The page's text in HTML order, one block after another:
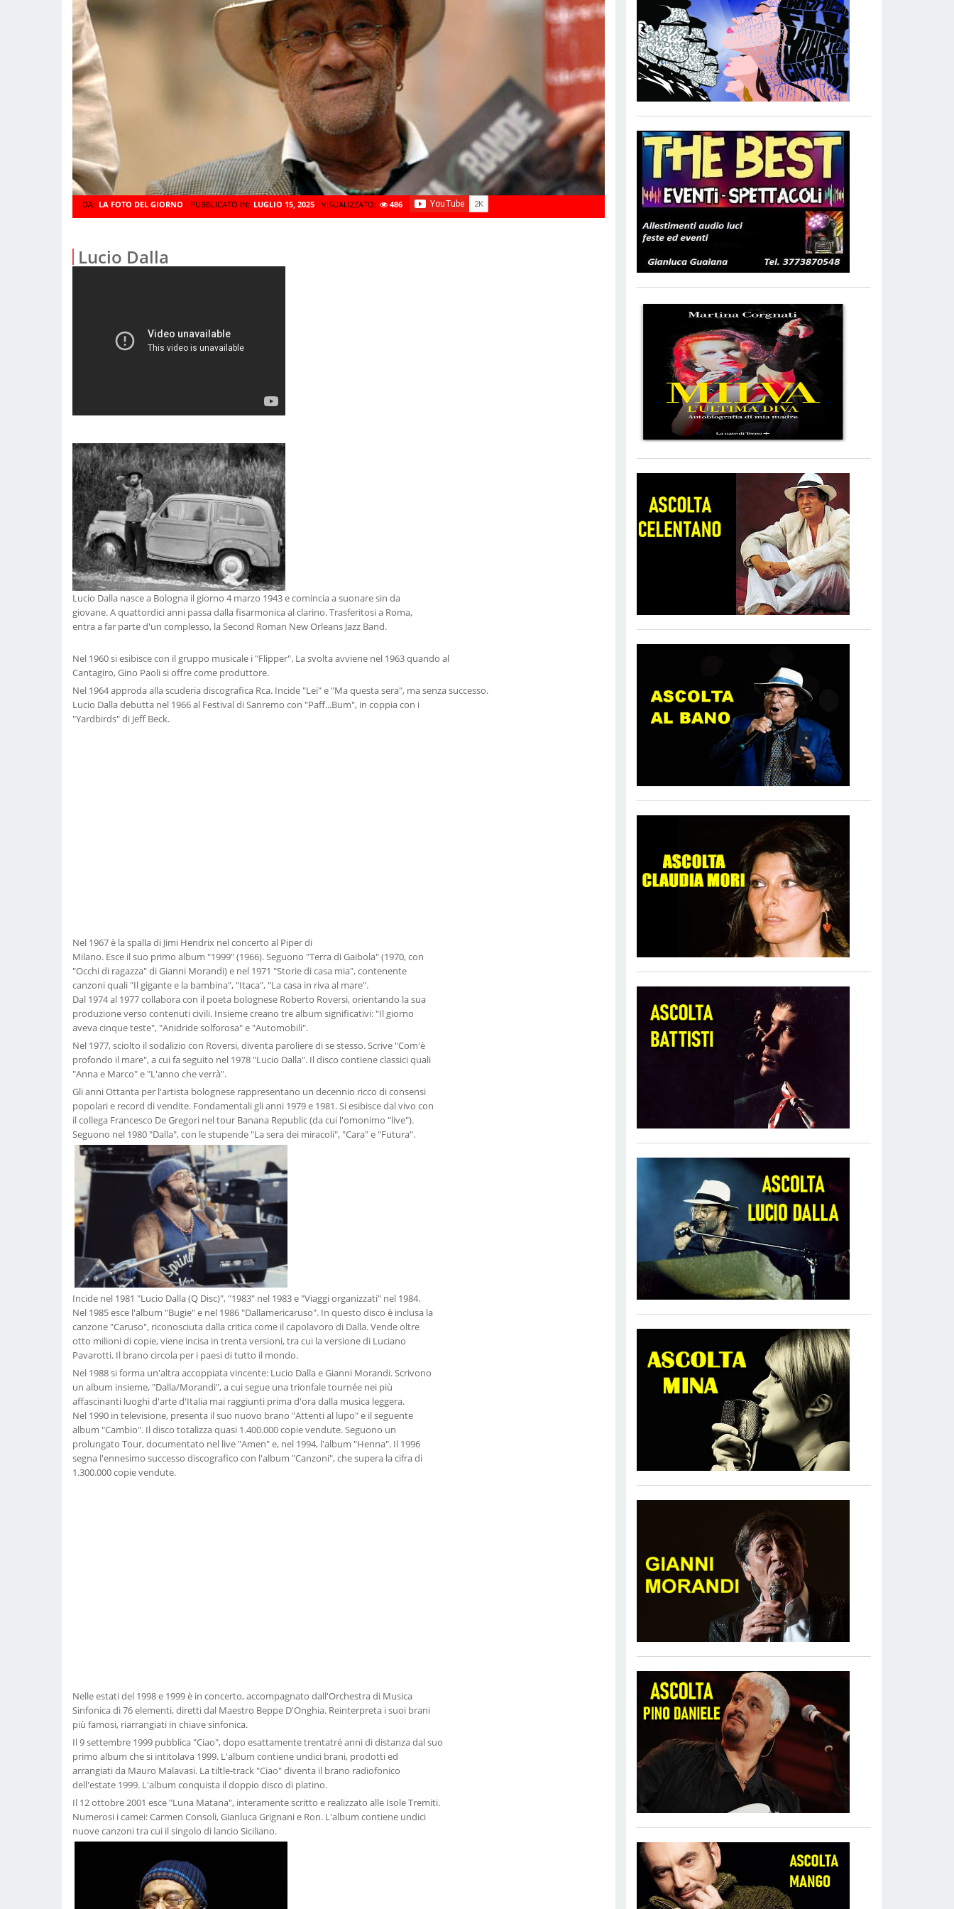
DA: LA FOTO DEL GIORNO PUBBLICATO IN: LUGLIO 15, 2025 VISUALIZZATO: 486
Lucio Dalla
Lucio Dalla nasce a Bologna il giorno 4 marzo 1943 e comincia a suonare sin da
giovane. A quattordici anni passa dalla fisarmonica al clarino. Trasferitosi a Roma,
entra a far parte d'un complesso, la Second Roman New Orleans Jazz Band.
Nel 1960 si esibisce con il gruppo musicale i "Flipper". La svolta avviene nel 1963 quando al
Cantagiro, Gino Paoli si offre come produttore.
Nel 1964 approda alla scuderia discografica Rca. Incide "Lei" e "Ma questa sera", ma senza successo.
Lucio Dalla debutta nel 1966 al Festival di Sanremo con "Paff...Bum", in coppia con i
"Yardbirds" di Jeff Beck.
Nel 1967 è la spalla di Jimi Hendrix nel concerto al Piper di
Milano. Esce il suo primo album "1999" (1966). Seguono "Terra di Gaibola" (1970, con
"Occhi di ragazza" di Gianni Morandi) e nel 1971 "Storie di casa mia", contenente
canzoni quali "Il gigante e la bambina", "Itaca", "La casa in riva al mare".
Dal 1974 al 1977 collabora con il poeta bolognese Roberto Roversi, orientando la sua
produzione verso contenuti civili. Insieme creano tre album significativi: "Il giorno
aveva cinque teste", "Anidride solforosa" e "Automobili".
Nel 1977, sciolto il sodalizio con Roversi, diventa paroliere di se stesso. Scrive "Com'è
profondo il mare", a cui fa seguito nel 1978 "Lucio Dalla". Il disco contiene classici quali
"Anna e Marco" e "L'anno che verrà".
Gli anni Ottanta per l'artista bolognese rappresentano un decennio ricco di consensi
popolari e record di vendite. Fondamentali gli anni 1979 e 1981. Si esibisce dal vivo con
il collega Francesco De Gregori nel tour Banana Republic (da cui l'omonimo "live").
Seguono nel 1980 "Dalla", con le stupende "La sera dei miracoli", "Cara" e "Futura".
Incide nel 1981 "Lucio Dalla (Q Disc)", "1983" nel 1983 e "Viaggi organizzati" nel 1984.
Nel 1985 esce l'album "Bugie" e nel 1986 "Dallamericaruso". In questo disco è inclusa la
canzone "Caruso", riconosciuta dalla critica come il capolavoro di Dalla. Vende oltre
otto milioni di copie, viene incisa in trenta versioni, tra cui la versione di Luciano
Pavarotti. Il brano circola per i paesi di tutto il mondo.
Nel 1988 si forma un'altra accoppiata vincente: Lucio Dalla e Gianni Morandi. Scrivono
un album insieme, "Dalla/Morandi", a cui segue una trionfale tournée nei più
affascinanti luoghi d'arte d'Italia mai raggiunti prima d'ora dalla musica leggera.
Nel 1990 in televisione, presenta il suo nuovo brano "Attenti al lupo" e il seguente
album "Cambio". Il disco totalizza quasi 1.400.000 copie vendute. Seguono un
prolungato Tour, documentato nel live "Amen" e, nel 1994, l'album "Henna". Il 1996
segna l'ennesimo successo discografico con l'album "Canzoni", che supera la cifra di
1.300.000 copie vendute.
Nelle estati del 1998 e 1999 è in concerto, accompagnato dall'Orchestra di Musica
Sinfonica di 76 elementi, diretti dal Maestro Beppe D'Onghia. Reinterpreta i suoi brani
più famosi, riarrangiati in chiave sinfonica.
Il 9 settembre 1999 pubblica "Ciao", dopo esattamente trentatré anni di distanza dal suo
primo album che si intitolava 1999. L'album contiene undici brani, prodotti ed
arrangiati da Mauro Malavasi. La tiltle-track "Ciao" diventa il brano radiofonico
dell'estate 1999. L'album conquista il doppio disco di platino.
Il 12 ottobre 2001 esce "Luna Matana", interamente scritto e realizzato alle Isole Tremiti.
Numerosi i camei: Carmen Consoli, Gianluca Grignani e Ron. L'album contiene undici
nuove canzoni tra cui il singolo di lancio Siciliano.